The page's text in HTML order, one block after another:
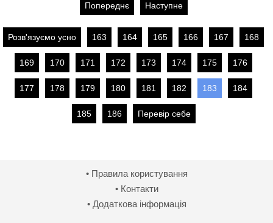
Попереднє Наступне
Розв'язуємо усно 163 164 165 166 167 168
169 170 171 172 173 174 175 176
177 178 179 180 181 182 183 184
185 186 Перевір себе
• Правила користування
• Контакти
• Додаткова інформація